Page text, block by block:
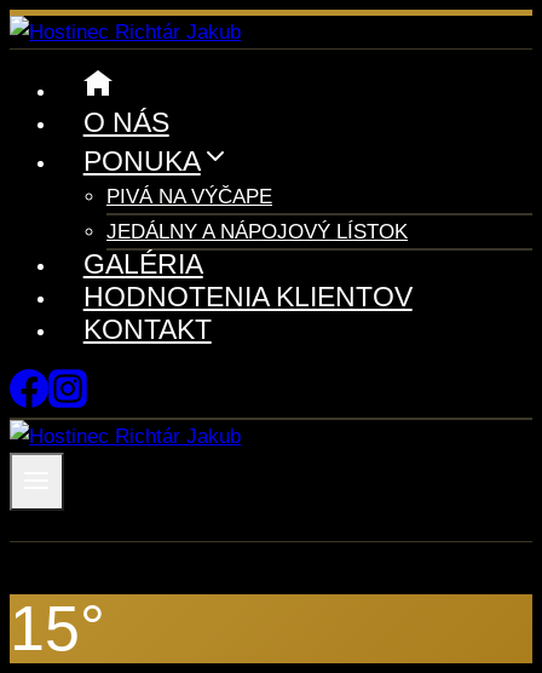
Skip
to
content
O NÁS
PONUKA
PIVÁ NA VÝČAPE
JEDÁLNY A NÁPOJOVÝ LÍSTOK
GALÉRIA
HODNOTENIA KLIENTOV
KONTAKT
15°